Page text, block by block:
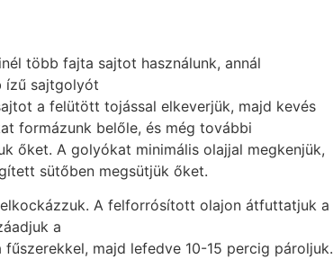
több fajta sajtot használunk, annál
ízű sajtgolyót
a felütött tojással elkeverjük, majd kevés
formázunk belőle, és még további
őket. A golyókat minimális olajjal megkenjük,
sütőben megsütjük őket.
A felforrósított olajon átfuttatjuk a
a
majd lefedve 10-15 percig pároljuk.